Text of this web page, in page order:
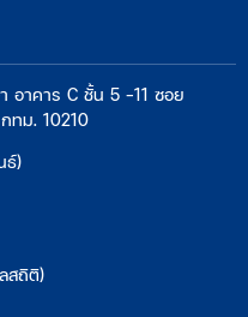
อาคาร C ชั้น 5 -11 ซอย
ทม. 10210
ธ์)
สถิติ)